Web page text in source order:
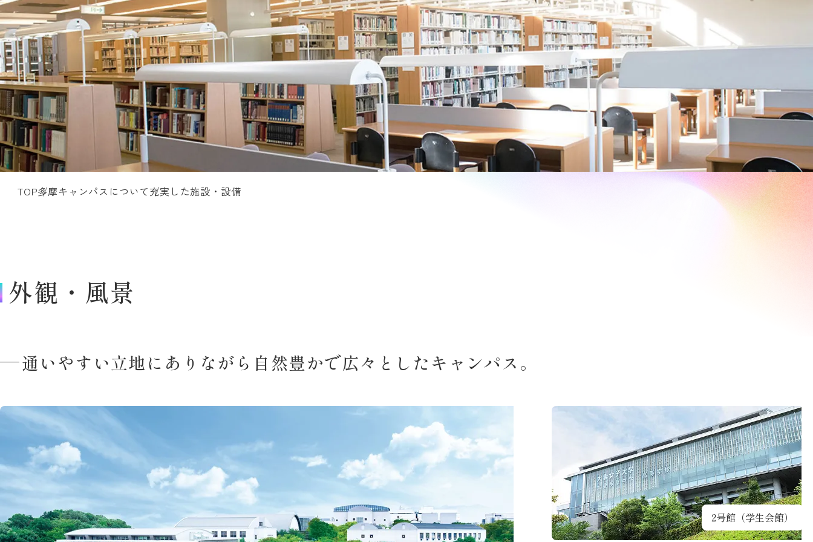
TOP多摩キャンパスについて充実した施設・設備
外観・風景
通いやすい立地にありながら自然豊かで広々としたキャンパス。
2号館（学生会館）